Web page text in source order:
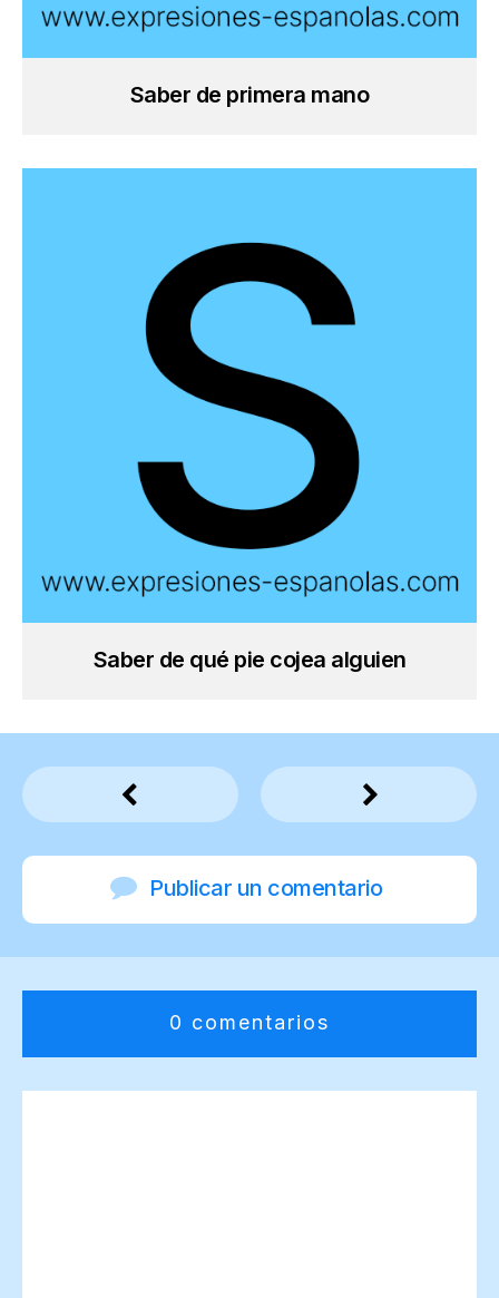
Saber de primera mano
Saber de qué pie cojea alguien
Publicar un comentario
0 comentarios